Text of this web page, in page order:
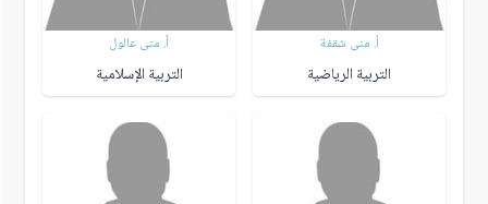
أ. منى شقفة
التربية الرياضية
أ. منى عالول
التربية الإسلامية